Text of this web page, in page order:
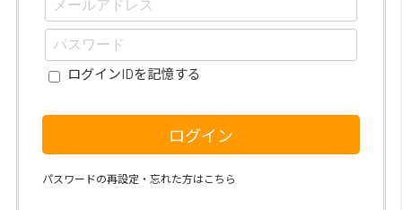
ログインIDを記憶する
ログイン
パスワードの再設定・忘れた方はこちら